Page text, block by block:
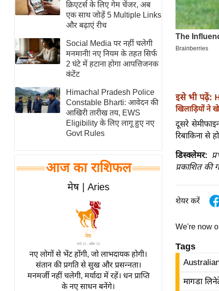
रिलेशनशिप
राजनीति
विश्लेषण
समसामयिक
मातृभूमि
स्तंभ
एम.
आर.
समीक्षा
धर्म
ज्योतिष
त्योहार
राशिफल
विशेष
क्रिएटर्स के लिए गेम चेंजर, अब
एक साथ जोड़ें 5 Multiple Links
और बढ़ाएं रीच
Social Media पर नहीं चलेगी
मनमानी! नए नियम के तहत सिर्फ
2 घंटे में हटाना होगा आपत्तिजनक
कंटेंट
Himachal Pradesh Police
Constable Bharti: आवेदन की
आखिरी तारीख तय, EWS
Eligibility के लिए लागू हुए नए
Govt Rules
आज का राशिफल
मेष | Aries
नए लोगों से भेंट होंगी, जो लाभदायक होगी।
संतान की प्रगति से सुख और प्रसन्नता।
मनमर्जी नहीं चलेगी, मर्यादा में रहें। धन प्राप्ति
के नए साधन बनेंगे।
इसे भी पढ़ें:
खिलाड़ियों
दूसरे
रिबाकिना से
डिस्क्लेमर:
प्रकाशित की
शेयर करें
We're now
Tags
मागडा